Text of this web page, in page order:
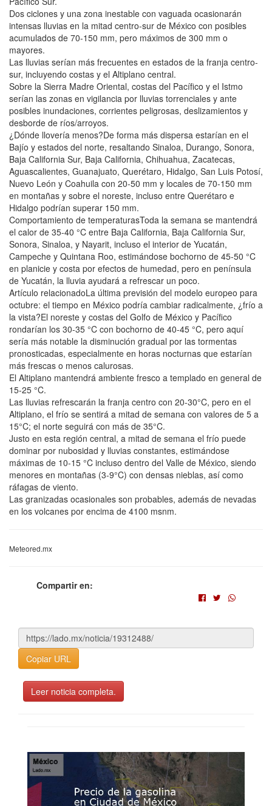
Dos ciclones y una zona inestable con vaguada ocasionarán
intensas lluvias en la mitad centro-sur de México con posibles
acumulados de 70-150 mm, pero máximos de 300 mm o
mayores.
Las lluvias serían más frecuentes en estados de la franja centro-
sur, incluyendo costas y el Altiplano central.
Sobre la Sierra Madre Oriental, costas del Pacífico y el Istmo
serían las zonas en vigilancia por lluvias torrenciales y ante
posibles inundaciones, corrientes peligrosas, deslizamientos y
desborde de ríos/arroyos.
¿Dónde llovería menos?De forma más dispersa estarían en el
Bajío y estados del norte, resaltando Sinaloa, Durango, Sonora,
Baja California Sur, Baja California, Chihuahua, Zacatecas,
Aguascalientes, Guanajuato, Querétaro, Hidalgo, San Luis Potosí,
Nuevo León y Coahuila con 20-50 mm y locales de 70-150 mm
en montañas y sobre el noreste, incluso entre Querétaro e
Hidalgo podrían superar 150 mm.
Comportamiento de temperaturasToda la semana se mantendrá
el calor de 35-40 °C entre Baja California, Baja California Sur,
Sonora, Sinaloa, y Nayarit, incluso el interior de Yucatán,
Campeche y Quintana Roo, estimándose bochorno de 45-50 °C
en planicie y costa por efectos de humedad, pero en península
de Yucatán, la lluvia ayudará a refrescar un poco.
Artículo relacionadoLa última previsión del modelo europeo para
octubre: el tiempo en México podría cambiar radicalmente, ¿frío a
la vista?El noreste y costas del Golfo de México y Pacífico
rondarían los 30-35 °C con bochorno de 40-45 °C, pero aquí
sería más notable la disminución gradual por las tormentas
pronosticadas, especialmente en horas nocturnas que estarían
más frescas o menos calurosas.
El Altiplano mantendrá ambiente fresco a templado en general de
15-25 °C.
Las lluvias refrescarán la franja centro con 20-30°C, pero en el
Altiplano, el frío se sentirá a mitad de semana con valores de 5 a
15°C; el norte seguirá con más de 35°C.
Justo en esta región central, a mitad de semana el frío puede
dominar por nubosidad y lluvias constantes, estimándose
máximas de 10-15 °C incluso dentro del Valle de México, siendo
menores en montañas (3-9°C) con densas nieblas, así como
ráfagas de viento.
Las granizadas ocasionales son probables, además de nevadas
en los volcanes por encima de 4100 msnm.
Meteored.mx
Compartir en:
Copiar URL
Leer noticia completa.